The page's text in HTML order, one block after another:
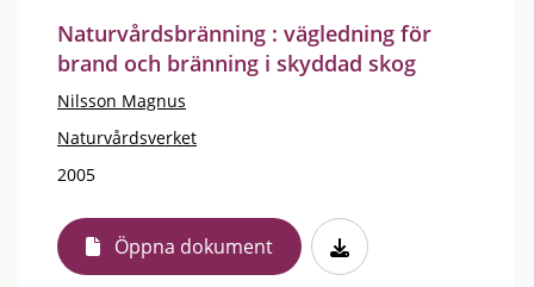
Naturvårdsbränning : vägledning för
brand och bränning i skyddad skog
Nilsson Magnus
Naturvårdsverket
2005
Öppna dokument